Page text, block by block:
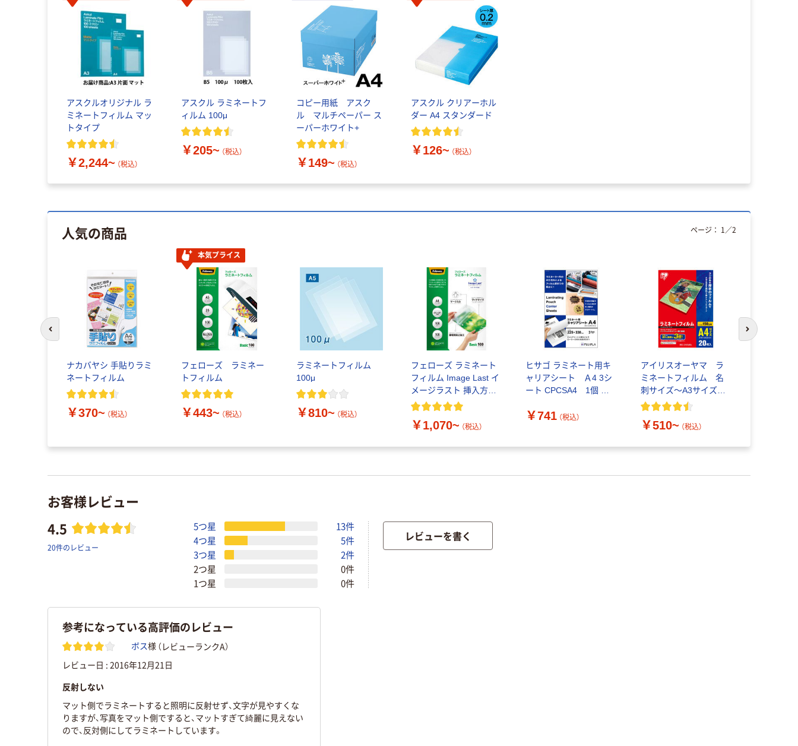
アスクルオリジナル ラ
ミネートフィルム マッ
トタイプ
￥2,244~ （税込）
アスクル ラミネートフ
ィルム 100μ
￥205~ （税込）
コピー用紙 アスク
ル マルチペーパー ス
ーパーホワイト+
￥149~ （税込）
アスクル クリアーホル
ダー A4 スタンダード
￥126~ （税込）
人気の商品
ナカバヤシ 手貼りラミ
ネートフィルム
￥370~ （税込）
本気プライス
フェローズ ラミネー
トフィルム
￥443~ （税込）
ラミネートフィルム
100μ
￥810~ （税込）
フェローズ ラミネート
フィルム Image Last イ
メージラスト 挿入方向
イラスト付き
￥1,070~ （税込）
ヒサゴ ラミネート用キ
ャリアシート Ａ4 3シ
ート CPCSA4 1個 ＋
枚
￥741 （税込）
アイリスオーヤマ ラ
ミネートフィルム 名
刺サイズ～A3サイズ
150μ(ミクロン)
￥510~ （税込）
ページ： 1 ／2
前のスライドへ 次のスライド
お客様レビュー
4.5
20件のレビュー
5つ星
13件
4つ星
5件
3つ星
2件
2つ星
0件
1つ星
0件
レビューを書く
参考になっている高評価のレビュー
ボス様 （レビューランクA）
レビュー日 : 2016年12月21日
反射しない
マット側でラミネートすると照明に反射せず、文字が見やすくな
りますが、写真をマット側ですると、マットすぎて綺麗に見えない
ので、反対側にしてラミネートしています。